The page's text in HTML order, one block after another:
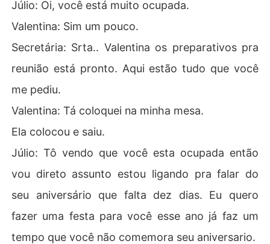
Júlio: Oi, você está muito ocupada.
Valentina: Sim um pouco.
Secretária: Srta.. Valentina os preparativos pra
reunião está pronto. Aqui estão tudo que você
me pediu.
Valentina: Tá coloquei na minha mesa.
Ela colocou e saiu.
Júlio: Tô vendo que você esta ocupada então
vou direto assunto estou ligando pra falar do
seu aniversário que falta dez dias. Eu quero
fazer uma festa para você esse ano já faz um
tempo que você não comemora seu aniversario.